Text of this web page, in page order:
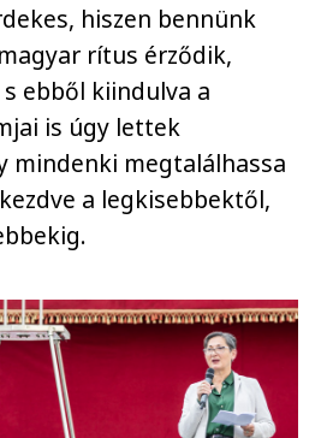
hiszen bennünk
rítus érződik,
ebből kiindulva a
is úgy lettek
mindenki megtalálhassa
a legkisebbektől,